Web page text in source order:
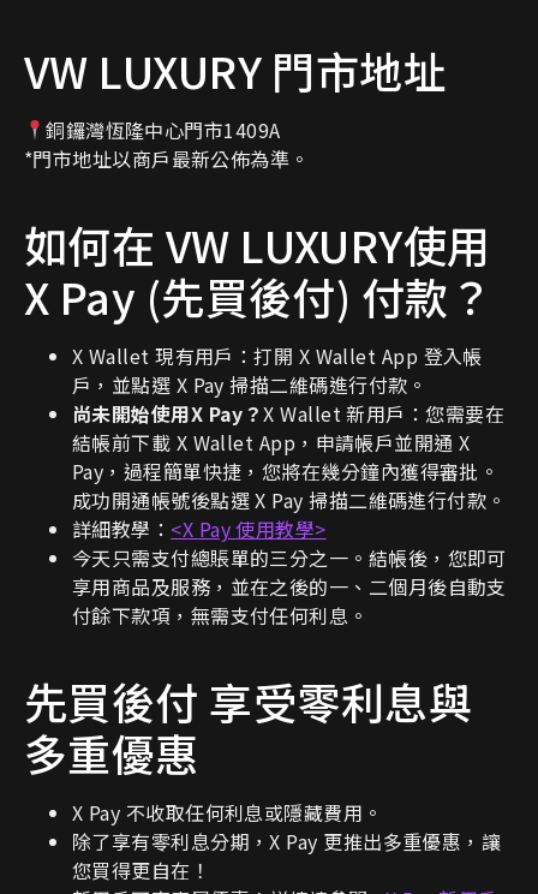
VW LUXURY 門市地址
銅鑼灣恆隆中心門市1409A
*門市地址以商戶最新公佈為準。
如何在 VW LUXURY使用
X Pay (先買後付) 付款？
X Wallet 現有用戶：打開 X Wallet App 登入帳
戶，並點選 X Pay 掃描二維碼進行付款。
尚未開始使用X Pay？X Wallet 新用戶：您需要在
結帳前下載 X Wallet App，申請帳戶並開通 X
Pay，過程簡單快捷，您將在幾分鐘內獲得審批。
成功開通帳號後點選 X Pay 掃描二維碼進行付款。
詳細教學： <X Pay 使用教學>
今天只需支付總賬單的三分之一。結帳後，您即可
享用商品及服務，並在之後的一、二個月後自動支
付餘下款項，無需支付任何利息。
先買後付 享受零利息與
多重優惠
X Pay 不收取任何利息或隱藏費用。
除了享有零利息分期，X Pay 更推出多重優惠，讓
您買得更自在！